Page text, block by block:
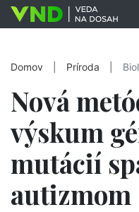
Domov Príroda
Nová
výskum
mutácií
autizmom